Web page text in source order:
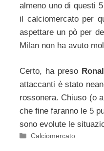
almeno uno di questi
il calciomercato per
aspettare un pò per
Milan non ha avuto
Certo, ha preso
attaccanti è stato
rossonera. Chiuso (o
che fine faranno le 5
sono evolute le
Categorie
Calciomercato